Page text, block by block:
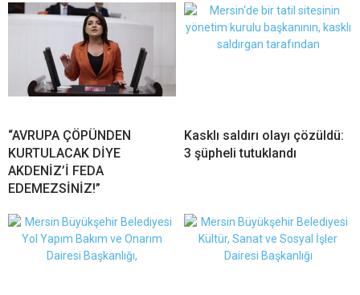
“AVRUPA ÇÖPÜNDEN
KURTULACAK DİYE
AKDENİZ’İ FEDA
EDEMEZSİNİZ!”
Kasklı saldırı olayı çözüldü:
3 şüpheli tutuklandı